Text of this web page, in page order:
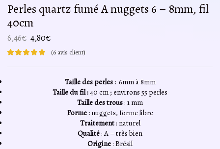
Perles quartz fumé A nuggets 6 – 8mm, fil
40cm
6,46€ Le
prix
initial
était :
4,80€
prix
actuel
est :
4,80€.
(6 avis client)
Taille des perles :6mm à 8mm
Taille du fil :40 cm ; environs 55 perles
Taille des trous: 1 mm
Forme :nuggets, forme libre
Traitement: naturel
Qualité: A – très bien
Origine: Brésil